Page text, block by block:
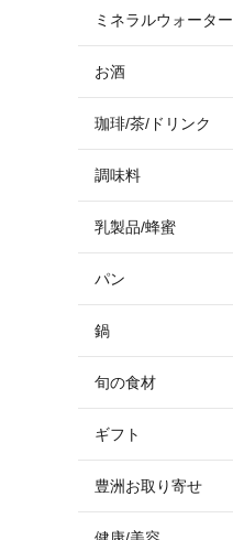
ミネラルウォーター
お酒
珈琲/茶/ドリンク
調味料
乳製品/蜂蜜
パン
鍋
旬の食材
ギフト
豊洲お取り寄せ